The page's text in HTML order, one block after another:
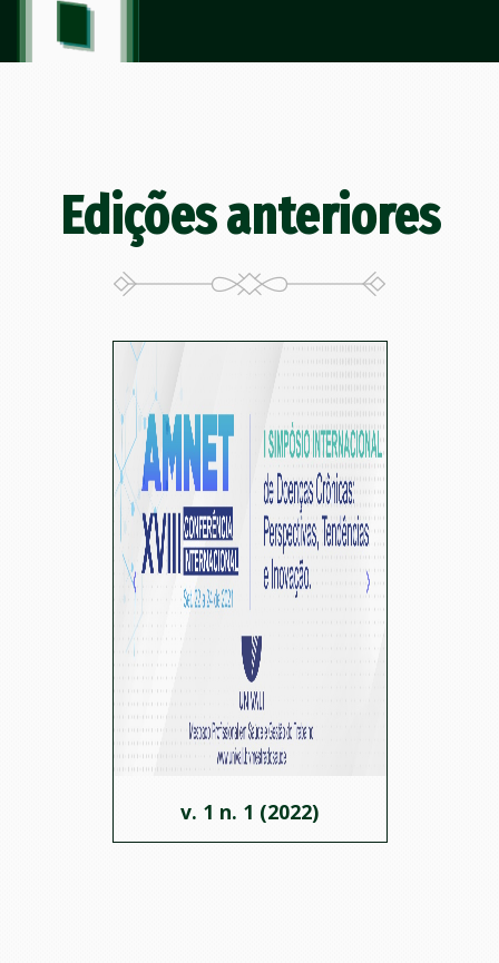
Edições anteriores
v. 1 n. 1 (2022)